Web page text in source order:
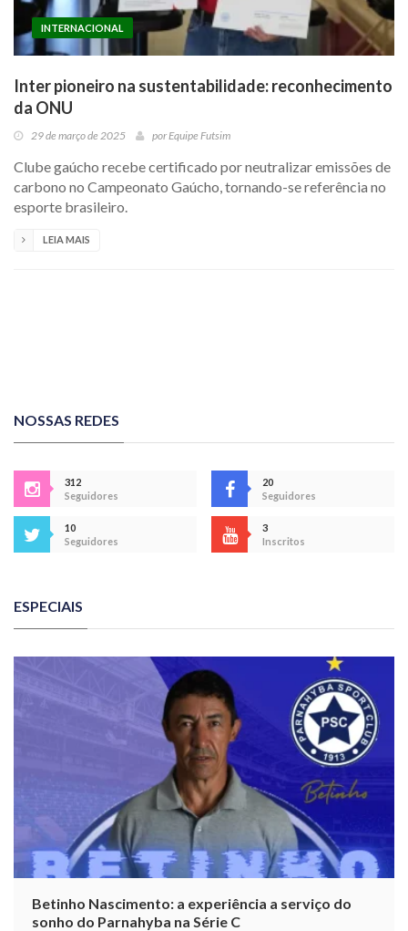
INTERNACIONAL
Inter pioneiro na sustentabilidade: reconhecimento
da ONU
29 de março de 2025 por Equipe Futsim
Clube gaúcho recebe certificado por neutralizar emissões de
carbono no Campeonato Gaúcho, tornando-se referência no
esporte brasileiro.
LEIA MAIS
NOSSAS REDES
312
Seguidores
20
Seguidores
10
Seguidores
3
Inscritos
ESPECIAIS
Betinho Nascimento: a experiência a serviço do
sonho do Parnahyba na Série C